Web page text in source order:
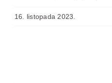
16. listopada 2023.